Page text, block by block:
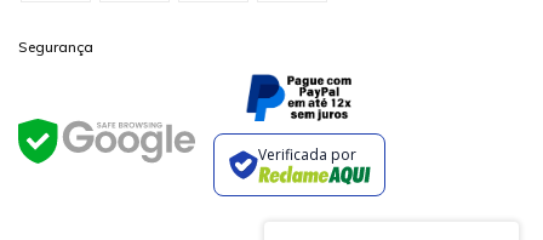
Segurança
Verificada por